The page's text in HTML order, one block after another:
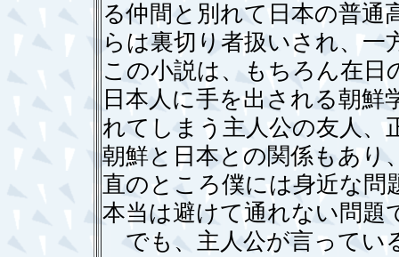
る仲間と別れて日本の普通
らは裏切り者扱いされ、一
この小説は、もちろん在
日本人に手を出される朝
れてしまう主人公の友人、
朝鮮と日本との関係もあり
直のところ僕には身近な問
本当は避けて通れない問題
でも、主人公が言ってい